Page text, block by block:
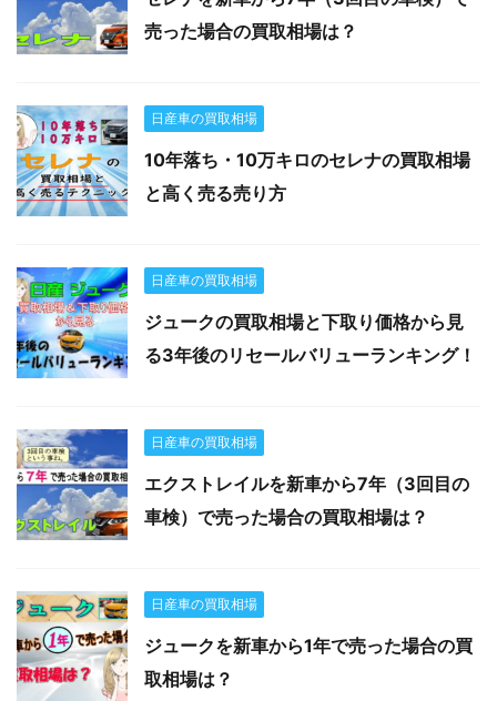
売った場合の買取相場は？
日産車の買取相場
10年落ち・10万キロのセレナの買取相場
と高く売る売り方
日産車の買取相場
ジュークの買取相場と下取り価格から見
る3年後のリセールバリューランキング！
日産車の買取相場
エクストレイルを新車から7年（3回目の
車検）で売った場合の買取相場は？
日産車の買取相場
ジュークを新車から1年で売った場合の買
取相場は？